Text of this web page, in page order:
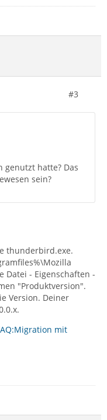
#3
genutzt hatte? Das
sein?
thunderbird.exe.
Datei - Eigenschaften -
"Produktversion".
Version. Deiner
mit